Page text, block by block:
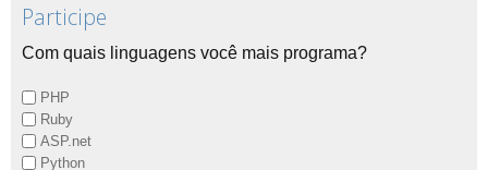
Participe
Com quais linguagens você mais programa?
PHP
Ruby
ASP.net
Python